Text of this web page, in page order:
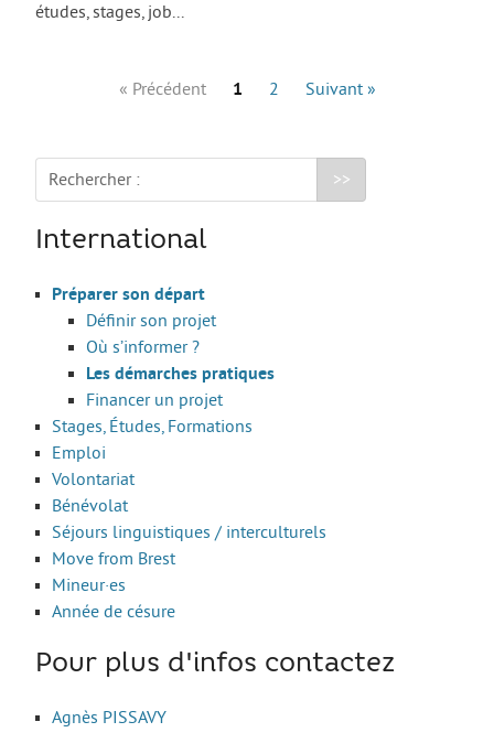
LOGEMENT
Chercher un logement
Les aides au logement
Annonces logement
LOISIRS
Partir en vacances
Le Sport
La Culture
SANTÉ
Mon corps, mon identité
Amour et sexualité
Excès et addictions
Mal-être
Victime de violences
études, stages, job...
« Précédent 1 2 Suivant »
Rechercher :
International
Préparer son départ
Définir son projet
Où s’informer ?
Les démarches pratiques
Financer un projet
Stages, Études, Formations
Emploi
Volontariat
Bénévolat
Séjours linguistiques / interculturels
Move from Brest
Mineur·es
Année de césure
Pour plus d'infos contactez
Agnès PISSAVY